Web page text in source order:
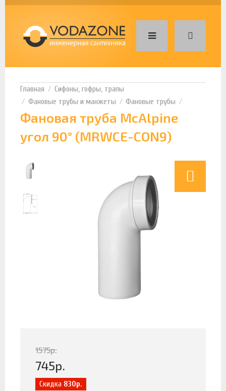
Сифоны, гофры, трапы
Фановые трубы и манжеты
Фановые трубы
Фановая труба McAlpine
угол 90° (MRWCE-CON9)
1575р.
745р.
Скидка 830р.